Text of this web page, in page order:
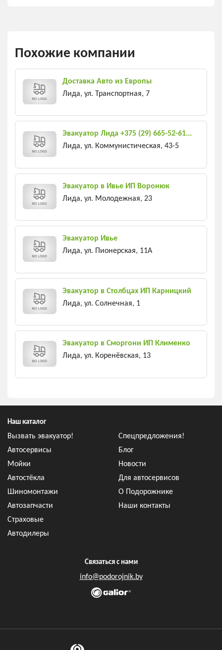
Похожие компании
Доставка Авто из Европы
Лида, ул. Транспортная, 7
Эвакуатор Лида +375 (29) 665-52-61...
Лида, ул. Коммунистическая, 43-5
Эвакуатор в Ивье ИП Воронюк
Лида, ул. Молодежная, 23
Эвакуатор Ивье
Лида, ул. Пионерская, 11А
Эвакуатор в Столбцах ИП Карницкий
Лида, ул. Солнечная, 1
Эвакуатор в Сморгони ИП Клименко
Лида, ул. Коренёвская, 13
Наш каталог
Вызвать эвакуатор!
Автосервисы
Мойки
Автостёкла
Шиномонтажи
Автозапчасти
Страховые
Автодилеры
Спецпредложения!
Блог
Новости
Для автосервисов
О Подорожнике
Наши контакты
Связаться с нами
info@podorojnik.by